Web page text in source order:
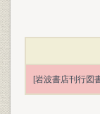
[岩波書店刊行図